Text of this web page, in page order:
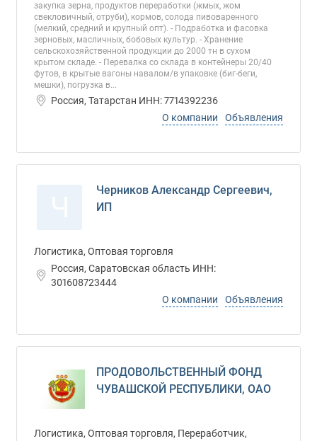
закупка зерна, продуктов переработки (жмых, жом
свекловичный, отруби), кормов, солода пивоваренного
(мелкий, средний и крупный опт). - Подработка и фасовка
зерновых, масличных, бобовых культур. - Хранение
сельскохозяйственной продукции до 2000 тн в сухом
крытом складе. - Перевалка со склада в контейнеры 20/40
футов, в крытые вагоны навалом/в упаковке (биг-беги,
мешки), погрузка в...
Россия, Татарстан ИНН: 7714392236
О компании
Объявления
Черников Александр Сергеевич,
ИП
Логистика, Оптовая торговля
Россия, Саратовская область ИНН:
301608723444
О компании
Объявления
ПРОДОВОЛЬСТВЕННЫЙ ФОНД
ЧУВАШСКОЙ РЕСПУБЛИКИ, ОАО
Логистика, Оптовая торговля, Переработчик,